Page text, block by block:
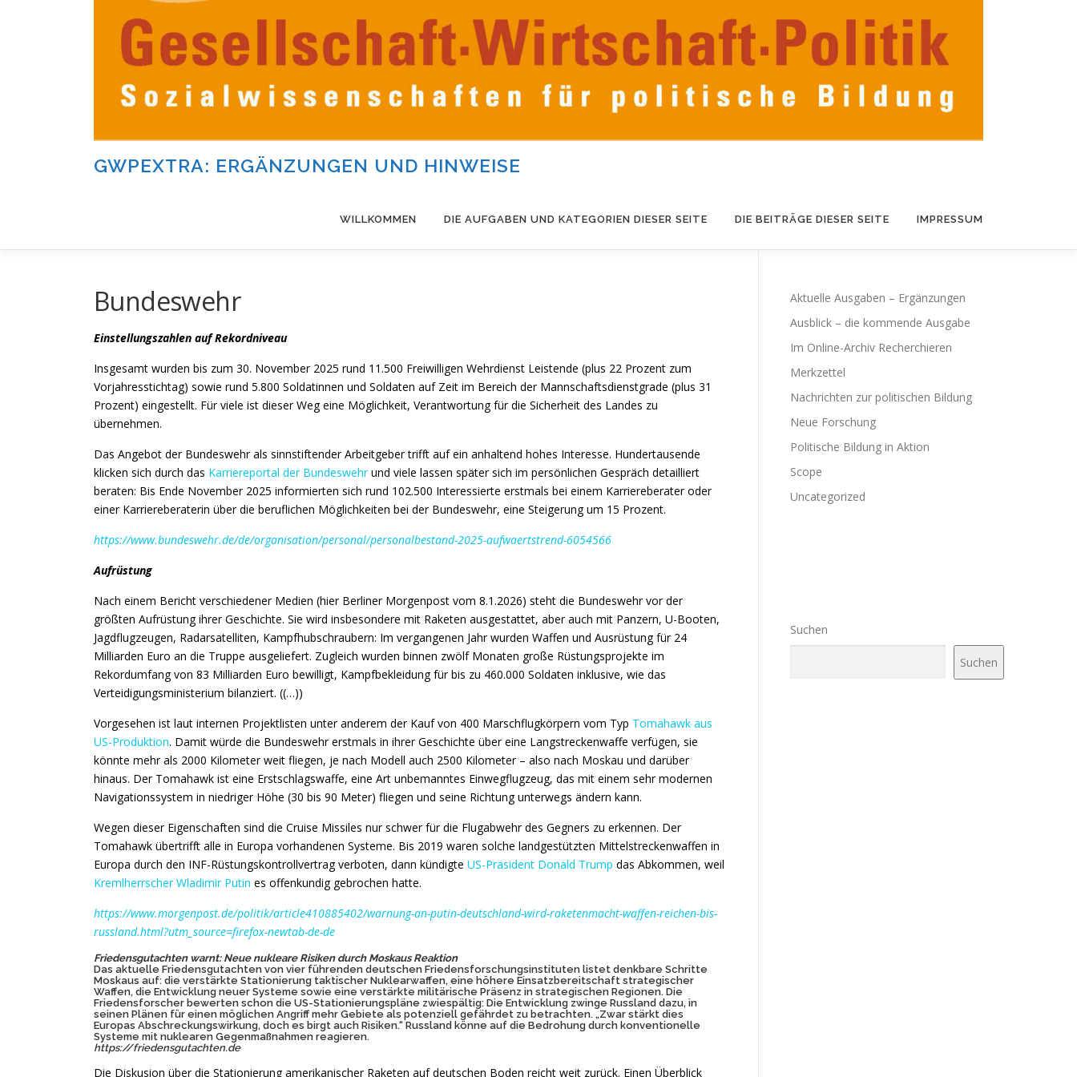
GWPEXTRA: ERGÄNZUNGEN UND HINWEISE
WILLKOMMEN DIE AUFGABEN UND KATEGORIEN DIESER SEITE DIE BEITRÄGE DIESER SEITE IMPRESSUM
Bundeswehr
Einstellungszahlen auf Rekordniveau
Insgesamt wurden bis zum 30. November 2025 rund 11.500 Freiwilligen Wehrdienst Leistende (plus 22 Prozent zum
Vorjahresstichtag) sowie rund 5.800 Soldatinnen und Soldaten auf Zeit im Bereich der Mannschaftsdienstgrade (plus 31
Prozent) eingestellt. Für viele ist dieser Weg eine Möglichkeit, Verantwortung für die Sicherheit des Landes zu
übernehmen.
Das Angebot der Bundeswehr als sinnstiftender Arbeitgeber trifft auf ein anhaltend hohes Interesse. Hundertausende
klicken sich durch das Karriereportal der Bundeswehrund viele lassen später sich im persönlichen Gespräch detailliert
beraten: Bis Ende November 2025 informierten sich rund 102.500 Interessierte erstmals bei einem Karriereberater oder
einer Karriereberaterin über die beruflichen Möglichkeiten bei der Bundeswehr, eine Steigerung um 15 Prozent.
https://www.bundeswehr.de/de/organisation/personal/personalbestand-2025-aufwaertstrend-6054566
Aufrüstung
Nach einem Bericht verschiedener Medien (hier Berliner Morgenpost vom 8.1.2026) steht die Bundeswehr vor der
größten Aufrüstung ihrer Geschichte. Sie wird insbesondere mit Raketen ausgestattet, aber auch mit Panzern, U-Booten,
Jagdflugzeugen, Radarsatelliten, Kampfhubschraubern: Im vergangenen Jahr wurden Waffen und Ausrüstung für 24
Milliarden Euro an die Truppe ausgeliefert. Zugleich wurden binnen zwölf Monaten große Rüstungsprojekte im
Rekordumfang von 83 Milliarden Euro bewilligt, Kampfbekleidung für bis zu 460.000 Soldaten inklusive, wie das
Verteidigungsministerium bilanziert. ((…))
Vorgesehen ist laut internen Projektlisten unter anderem der Kauf von 400 Marschflugkörpern vom Typ Tomahawk aus
US-Produktion. Damit würde die Bundeswehr erstmals in ihrer Geschichte über eine Langstreckenwaffe verfügen, sie
könnte mehr als 2000 Kilometer weit fliegen, je nach Modell auch 2500 Kilometer – also nach Moskau und darüber
hinaus. Der Tomahawk ist eine Erstschlagswaffe, eine Art unbemanntes Einwegflugzeug, das mit einem sehr modernen
Navigationssystem in niedriger Höhe (30 bis 90 Meter) fliegen und seine Richtung unterwegs ändern kann.
Wegen dieser Eigenschaften sind die Cruise Missiles nur schwer für die Flugabwehr des Gegners zu erkennen. Der
Tomahawk übertrifft alle in Europa vorhandenen Systeme. Bis 2019 waren solche landgestützten Mittelstreckenwaffen in
Europa durch den INF-Rüstungskontrollvertrag verboten, dann kündigte US-Präsident Donald Trump das Abkommen, weil
Kremlherrscher Wladimir Putin es offenkundig gebrochen hatte.
https://www.morgenpost.de/politik/article410885402/warnung-an-putin-deutschland-wird-raketenmacht-waffen-reichen-bis-
russland.html?utm_source=firefox-newtab-de-de
Friedensgutachten warnt: Neue nukleare Risiken durch Moskaus Reaktion
Das aktuelle Friedensgutachten von vier führenden deutschen Friedensforschungsinstituten listet denkbare Schritte
Moskaus auf: die verstärkte Stationierung taktischer Nuklearwaffen, eine höhere Einsatzbereitschaft strategischer
Waffen, die Entwicklung neuer Systeme sowie eine verstärkte militärische Präsenz in strategischen Regionen. Die
Friedensforscher bewerten schon die US-Stationierungspläne zwiespältig: Die Entwicklung zwinge Russland dazu, in
seinen Plänen für einen möglichen Angriff mehr Gebiete als potenziell gefährdet zu betrachten. „Zwar stärkt dies
Europas Abschreckungswirkung, doch es birgt auch Risiken.“ Russland könne auf die Bedrohung durch konventionelle
Systeme mit nuklearen Gegenmaßnahmen reagieren.
https://friedensgutachten.de
Die Diskusion über die Stationierung amerikanischer Raketen auf deutschen Boden reicht weit zurück. Einen Überblick
Aktuelle Ausgaben – Ergänzungen
Ausblick – die kommende Ausgabe
Im Online-Archiv Recherchieren
Merkzettel
Nachrichten zur politischen Bildung
Neue Forschung
Politische Bildung in Aktion
Scope
Uncategorized
Suchen
Suchen